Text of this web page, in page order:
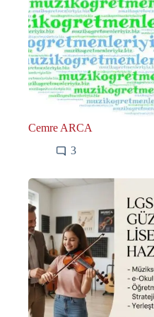
Cemre ARCA
3